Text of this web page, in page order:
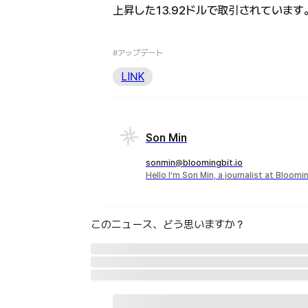
上昇した13.92ドルで取引されています。
#アップデート
LINK
Son Min
sonmin@bloomingbit.io
Hello I’m Son Min, a journalist at
このニュース、どう思いますか？